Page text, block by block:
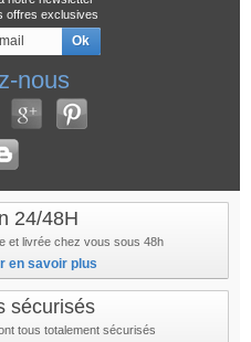
offres exclusives
nous
24/48H
et livrée chez vous sous 48h
en savoir plus
sécurisés
tous totalement sécurisés